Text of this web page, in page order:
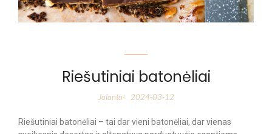
Riešutiniai batonėliai
Jolanta- 2024-03-12
Riešutiniai batonėliai – tai dar vieni batonėliai, dar vienas